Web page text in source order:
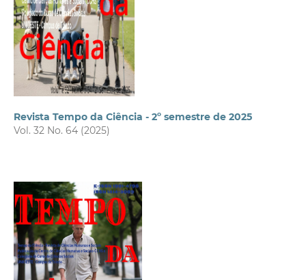
Revista Tempo da Ciência - 2º semestre de 2025
Vol. 32 No. 64 (2025)